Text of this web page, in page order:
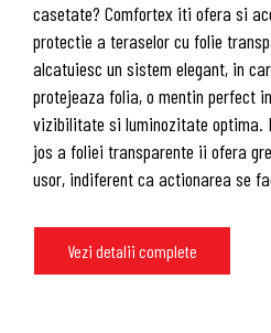
casetate? Comfortex iti ofera si
protectie a teraselor cu folie
alcatuiesc un sistem elegant, in
protejeaza folia, o mentin perfect
vizibilitate si luminozitate optima.
jos a foliei transparente ii ofera
usor, indiferent ca actionarea se
Vezi detalii complete